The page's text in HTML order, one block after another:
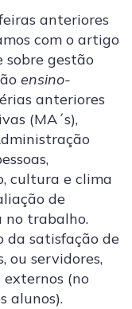
anteriores
com o artigo
sobre gestão
ensino-
anteriores
(MA´s),
cultura e clima
de
no trabalho.
da satisfação de
ou servidores,
externos (no
alunos).